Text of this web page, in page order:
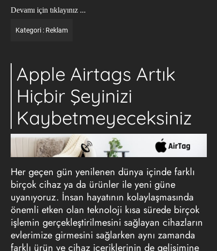
Devamı için tıklayınız ...
Kategori : Reklam
Apple Airtags Artık
Hiçbir Şeyinizi
Kaybetmeyeceksiniz
Her geçen gün yenilenen dünya içinde farklı
birçok cihaz ya da ürünler ile yeni güne
uyanıyoruz. İnsan hayatının kolaylaşmasında
önemli etken olan teknoloji kısa sürede birçok
işlemin gerçekleştirilmesini sağlayan cihazların
evlerimize girmesini sağlarken aynı zamanda
farklı ürün ve cihaz içeriklerinin de gelişimine